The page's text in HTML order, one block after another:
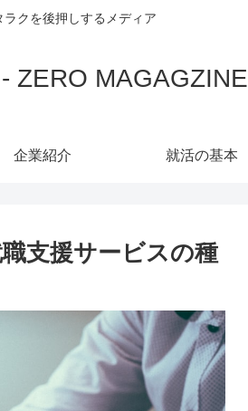
ラクを後押しするメディア
ZERO MAGAGZINE
企業紹介 就活の基本
支援サービスの種